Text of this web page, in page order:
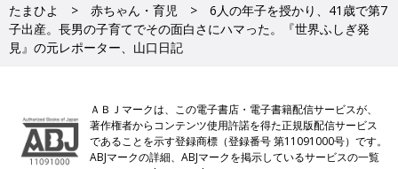
たまひよ 赤ちゃん・育児
6人の年子を授かり、41歳で第7
子出産。長男の子育てでその面白さにハマった。『世界ふしぎ発
見』の元レポーター、山口日記
ＡＢＪマークは、この電子書店・電子書籍配信サービスが、
著作権者からコンテンツ使用許諾を得た正規版配信サービス
であることを示す登録商標（登録番号 第11091000号）です。
ABJマークの詳細、ABJマークを掲示しているサービスの一覧